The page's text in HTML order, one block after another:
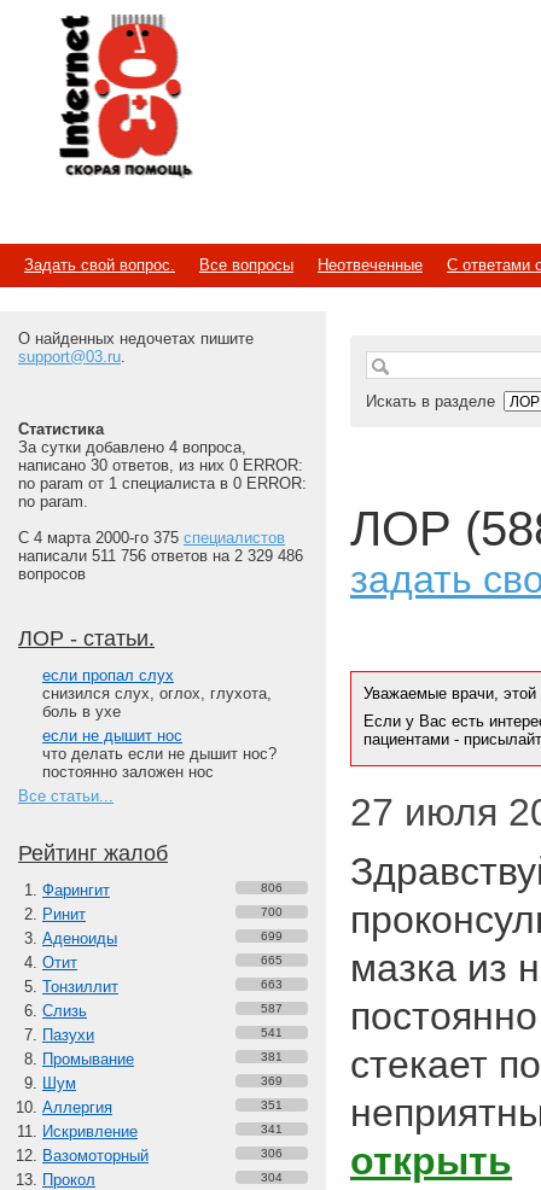
Internet
Скорая помощь
Задать свой вопрос. Все вопросы Неотвеченные С ответами
О найденных недочетах пишите
support@03.ru.
Статистика
За сутки добавлено 4 вопроса,
написано 30 ответов, из них 0 ERROR:
no param от 1 специалиста в 0 ERROR:
no param.
С 4 марта 2000-го 375 специалистов
написали 511 756 ответов на 2 329 486
вопросов
ЛОР - статьи.
если пропал слух
снизился слух, оглох, глухота,
боль в ухе
если не дышит нос
что делать если не дышит нос?
постоянно заложен нос
Все статьи...
Рейтинг жалоб
Фарингит 806
Ринит 700
Аденоиды 699
Отит 665
Тонзиллит 663
Слизь 587
Пазухи 541
Промывание 381
Шум 369
Аллергия 351
Искривление 341
Вазомоторный 306
Прокол 304
Искать в разделе
ЛОР
задать
Уважаемые врачи, этой
Если у Вас есть
пациентами -
27 июля
мазка из
стекает
открыть